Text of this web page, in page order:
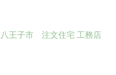
八王子市 注文住宅 工務店